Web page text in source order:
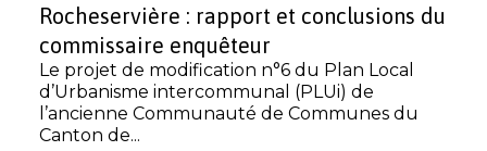
Rocheservière : rapport et conclusions du
commissaire enquêteur
Le projet de modification n°6 du Plan Local
d’Urbanisme intercommunal (PLUi) de
l’ancienne Communauté de Communes du
Canton de...